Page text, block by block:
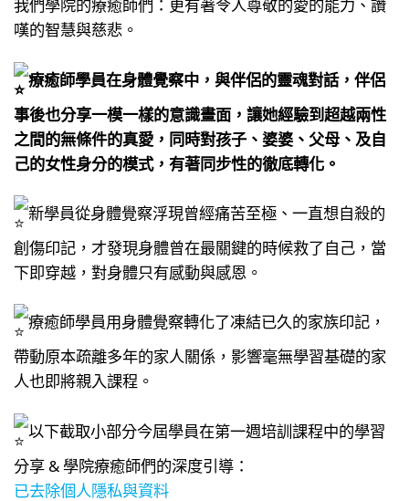
嘆的智慧與慈悲。
療癒師學員在身體覺察中，與伴侶的靈魂對話，伴侶
事後也分享一模一樣的意識畫面，讓她經驗到超越兩性
之間的無條件的真愛，同時對孩子、婆婆、父母、及自
己的女性身分的模式，有著同步性的徹底轉化。
新學員從身體覺察浮現曾經痛苦至極、一直想自殺的
創傷印記，才發現身體曾在最關鍵的時候救了自己，當
下即穿越，對身體只有感動與感恩。
療癒師學員用身體覺察轉化了凍結已久的家族印記，
帶動原本疏離多年的家人關係，影響毫無學習基礎的家
人也即將親入課程。
以下截取小部分今屆學員在第一週培訓課程中的學習
分享 & 學院療癒師們的深度引導：
已去除個人隱私與資料